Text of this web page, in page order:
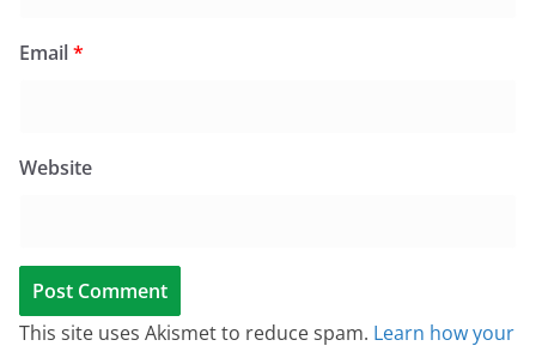
Email*
Website
This site uses Akismet to reduce spam. Learn how your